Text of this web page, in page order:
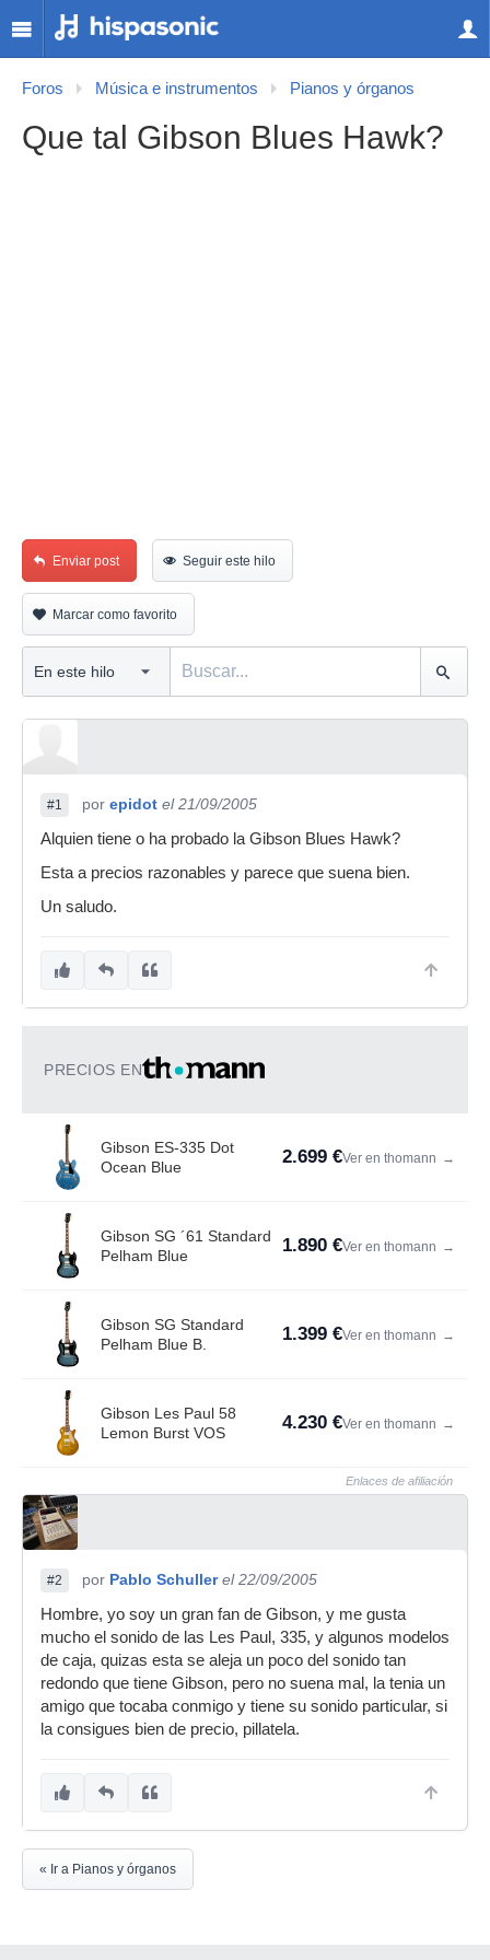
Foros Música e instrumentos Pianos y órganos
Que tal Gibson Blues Hawk?
Enviar post Seguir este hilo
Marcar como favorito
#1 por epidot el 21/09/2005
Alquien tiene o ha probado la Gibson Blues Hawk?
Esta a precios razonables y parece que suena bien.
Un saludo.
PRECIOS EN
Gibson ES-335 Dot
Ocean Blue
2.699 €Ver en thomann →
Gibson SG ´61 Standard
Pelham Blue
1.890 €Ver en thomann →
Gibson SG Standard
Pelham Blue B.
1.399 €Ver en thomann →
Gibson Les Paul 58
Lemon Burst VOS
4.230 €Ver en thomann →
Enlaces de afiliación
#2 por Pablo Schuller el 22/09/2005
Hombre, yo soy un gran fan de Gibson, y me gusta
mucho el sonido de las Les Paul, 335, y algunos modelos
de caja, quizas esta se aleja un poco del sonido tan
redondo que tiene Gibson, pero no suena mal, la tenia un
amigo que tocaba conmigo y tiene su sonido particular, si
la consigues bien de precio, pillatela.
« Ir a Pianos y órganos